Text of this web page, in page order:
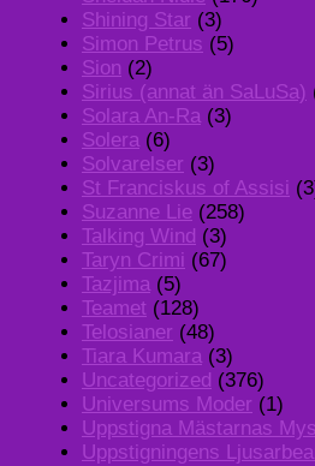
Shining Star (3)
Simon Petrus (5)
Sion (2)
Sirius (annat än SaLuSa)
Solara An-Ra (3)
Solera (6)
Solvarelser (3)
St Franciskus of Assisi
Suzanne Lie (258)
Talking Wind (3)
Taryn Crimi (67)
Tazjima (5)
Teamet (128)
Telosianer (48)
Tiara Kumara (3)
Uncategorized (376)
Universums Moder (1)
Uppstigna Mästarnas
Uppstigningens